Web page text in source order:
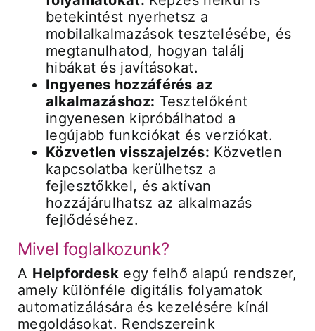
betekintést nyerhetsz a
mobilalkalmazások tesztelésébe, és
megtanulhatod, hogyan találj
hibákat és javításokat.
Ingyenes hozzáférés az
alkalmazáshoz: Tesztelőként
ingyenesen kipróbálhatod a
legújabb funkciókat és verziókat.
Közvetlen visszajelzés: Közvetlen
kapcsolatba kerülhetsz a
fejlesztőkkel, és aktívan
hozzájárulhatsz az alkalmazás
fejlődéséhez.
Mivel foglalkozunk?
A Helpfordeskegy felhő alapú rendszer,
amely különféle digitális folyamatok
automatizálására és kezelésére kínál
megoldásokat. Rendszereink